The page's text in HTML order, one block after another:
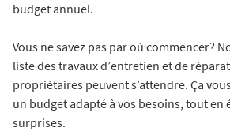
budget annuel.
Vous ne savez pas par où commencer?
liste des travaux d’entretien et de
propriétaires peuvent s’attendre. Ça
un budget adapté à vos besoins, tout en
surprises.